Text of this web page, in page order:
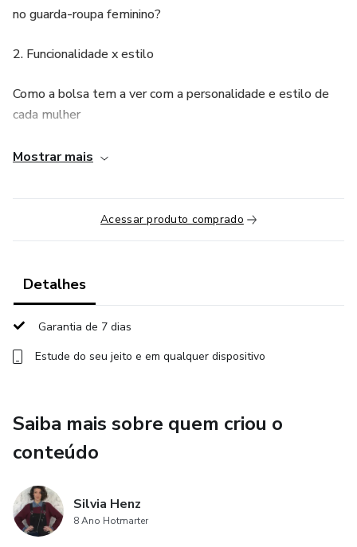
no guarda-roupa feminino?
2. Funcionalidade x estilo
Como a bolsa tem a ver com a personalidade e estilo de
cada mulher
3. História resumida das bolsas
Século XIX: bolsas de mão, influência da era vitoriana.
Pós-guerra: bolsas ganham mais destaque como ícone de
Anos 80–90: surgimento do culto às “it bags”.
funcionalidade.
4. Ícones e suas musas
Por que tantas bolsas com nome de mulher? Reflexo do
poder simbólico. Vamos falar dos grandes ícones e suas
histórias, divididos por duplas “bolsa + mulher”.
Mostrar mais
Acessar produto comprado
Detalhes
Garantia de 7 dias
Estude do seu jeito e em qualquer dispositivo
Saiba mais sobre quem criou o
conteúdo
Silvia Henz
8 Ano Hotmarter